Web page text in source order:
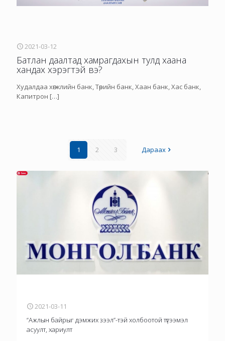
2021-03-12
Батлан даалтад хамрагдахын тулд хаана
хандах хэрэгтэй вэ?
Худалдаа хөгжлийн банк, Төрийн банк, Хаан банк, Хас банк,
Капитрон […]
1 2 3 Дараах
2021-03-11
“Ажлын байрыг дэмжих зээл”-тэй холбоотой түгээмэл
асуулт, хариулт